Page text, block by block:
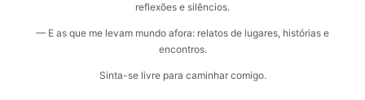
reflexões e silêncios.
— E as que me levam mundo afora: relatos de lugares, histórias e
encontros.
Sinta-se livre para caminhar comigo.